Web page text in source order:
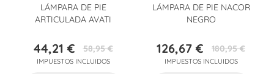
LÁMPARA DE PIE
ARTICULADA AVATI
Precio
44,21 €Precio
base
58,95 €
IMPUESTOS INCLUIDOS
LÁMPARA DE PIE NACOR
NEGRO
Precio
126,67 €Precio
base
180,95 €
IMPUESTOS INCLUIDOS